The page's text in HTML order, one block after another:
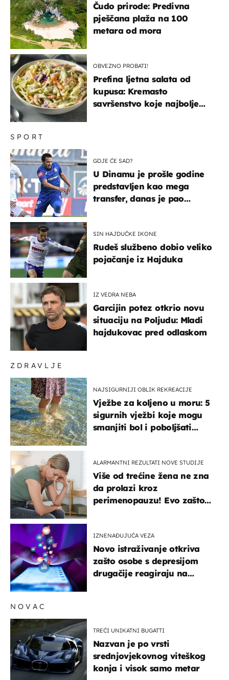
ZDRAVLJE
NAJSIGURNIJI OBLIK REKREACIJE
Vježbe za koljeno u moru: 5
sigurnih vježbi koje mogu
smanjiti bol i poboljšati
ALARMANTNI REZULTATI NOVE STUDIJE
Više od trećine žena ne zna
da prolazi kroz
perimenopauzu! Evo zašto
IZNENAĐUJUĆA VEZA
Novo istraživanje otkriva
zašto osobe s depresijom
drugačije reagiraju na
SPORT
GDJE ĆE SAD?
U Dinamu je prošle godine
predstavljen kao mega
transfer, danas je pao
SIN HAJDUČKE IKONE
Rudeš službeno dobio veliko
pojačanje iz Hajduka
IZ VEDRA NEBA
Garcijin potez otkrio novu
situaciju na Poljudu: Mladi
hajdukovac pred odlaskom
Čudo prirode: Predivna
pješčana plaža na 100
metara od mora
OBVEZNO PROBATI!
Prefina ljetna salata od
kupusa: Kremasto
savršenstvo koje najbolje
NOVAC
TREĆI UNIKATNI BUGATTI
Nazvan je po vrsti
srednjovjekovnog viteškog
konja i visok samo metar